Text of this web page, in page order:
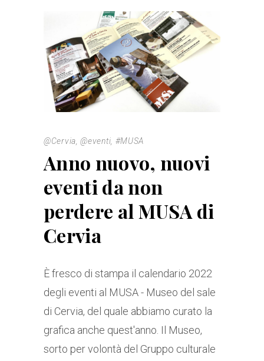
@Cervia ,@eventi #MUSA
Anno nuovo, nuovi
eventi da non
perdere al MUSA di
Cervia
È fresco di stampa il calendario 2022
degli eventi al MUSA - Museo del sale
di Cervia, del quale abbiamo curato la
grafica anche quest'anno. Il Museo,
sorto per volontà del Gruppo culturale